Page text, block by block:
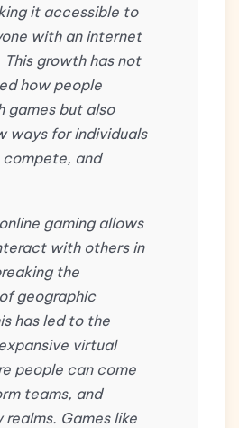
it accessible to
with an internet
growth has not
how people
games but also
ways for individuals
and
gaming allows
with others in
the
geographic
has led to the
virtual
people can come
teams, and
realms. Games like